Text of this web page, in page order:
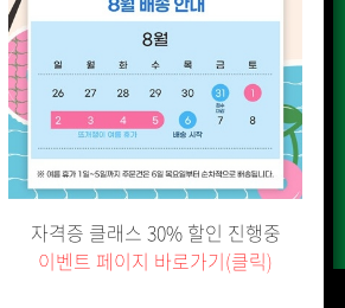
| 사업자등록번호:
판매업신고: 2025-서울은
개인정보책임자: 박형례
|서비스 이용약관
자격증 클래스 30% 할인 진행중
이벤트 페이지 바로가기(클릭)